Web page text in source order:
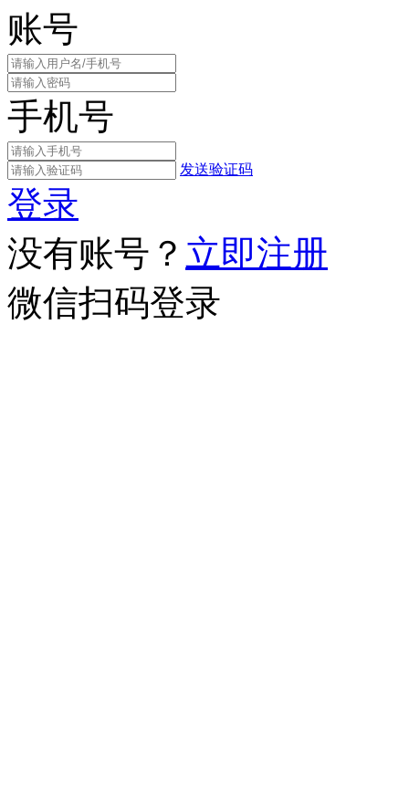
账号
手机号
发送验证码
登录
没有账号？ 立即注册
微信扫码登录